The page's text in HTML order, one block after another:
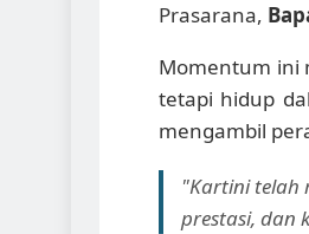
Prasarana,
Momentum ini
tetapi hidup
mengambil
"Kartini telah
prestasi, dan